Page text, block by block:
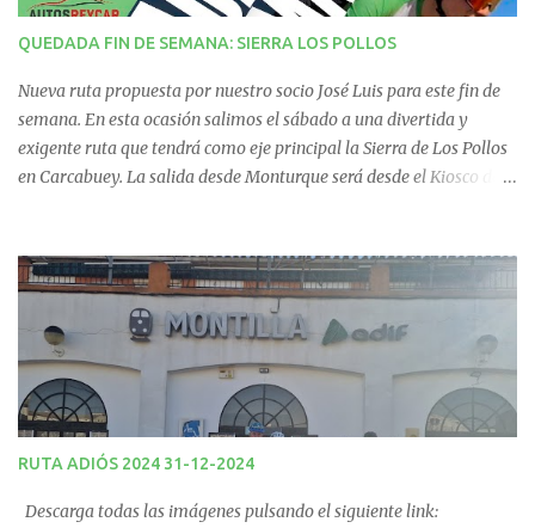
i
o
s
QUEDADA FIN DE SEMANA: SIERRA LOS POLLOS
Nueva ruta propuesta por nuestro socio José Luis para este fin de
semana. En esta ocasión salimos el sábado a una divertida y
exigente ruta que tendrá como eje principal la Sierra de Los Pollos
en Carcabuey. La salida desde Monturque será desde el Kiosco de
Quedadas Fin de Semana 2025.
RUTA ADIÓS 2024 31-12-2024
Descarga todas las imágenes pulsando el siguiente link: